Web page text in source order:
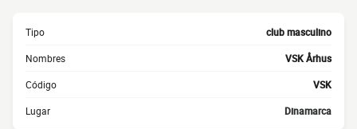
Tipo club masculino
Nombres VSK Århus
Código VSK
Lugar Dinamarca